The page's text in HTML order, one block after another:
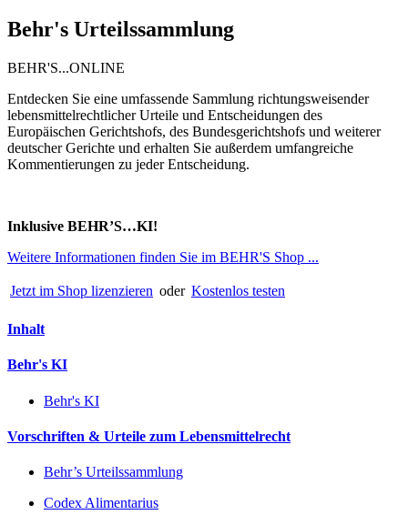
Behr's Urteilssammlung
BEHR'S...ONLINE
Entdecken Sie eine umfassende Sammlung richtungsweisender
lebensmittelrechtlicher Urteile und Entscheidungen des
Europäischen Gerichtshofs, des Bundesgerichtshofs und weiterer
deutscher Gerichte und erhalten Sie außerdem umfangreiche
Kommentierungen zu jeder Entscheidung.
Inklusive BEHR’S…KI!
Weitere Informationen finden Sie im BEHR'S Shop ...
Jetzt im Shop lizenzieren oder Kostenlos testen
Inhalt
Behr's KI
Behr's KI
Vorschriften & Urteile zum Lebensmittelrecht
Behr’s Urteilssammlung
Codex Alimentarius